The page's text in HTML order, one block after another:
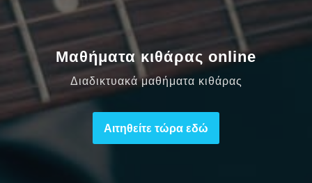
Μαθήματα κιθάρας online
Διαδικτυακά μαθήματα κιθάρας
Αιτηθείτε τώρα εδώ